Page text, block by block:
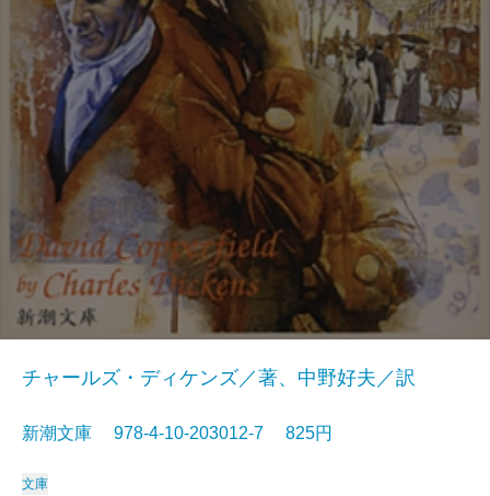
チャールズ・ディケンズ／著、中野好夫／訳
新潮文庫 978-4-10-203012-7 825円
文庫